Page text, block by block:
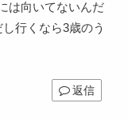
は向いてないんだ
行くなら3歳のう
返信